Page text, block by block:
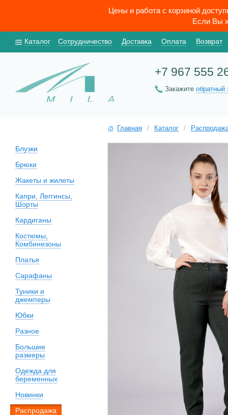
Цены и работа с корзиной
Если Вы
Каталог Сотрудничество Доставка Оплата Возврат
+7 967 555
Закажите обратный
Блузки
Брюки
Жакеты и жилеты
Капри, Леггинсы,
Шорты
Кардиганы
Костюмы,
Комбинезоны
Платья
Сарафаны
Туники и
джемперы
Юбки
Разное
Большие
размеры
Одежда для
беременных
Новинки
Распродажа
Главная / Каталог /